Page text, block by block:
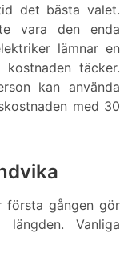
det bästa valet.
vara den enda
lämnar en
täcker.
kan använda
med 30
första gången gör
Vanliga